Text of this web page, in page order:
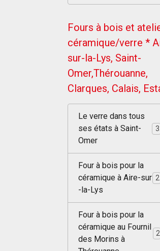
Fours à bois et
céramique/verre *
sur-la-Lys, Saint-
Omer,Thérouanne,
Clarques, Calais,
Le verre dans tous
ses états à Saint-
Omer
Four à bois pour la
céramique à Aire-sur
-la-Lys
Four à bois pour la
céramique au Fournil
des Morins à